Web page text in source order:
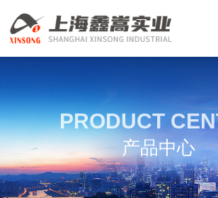
PRODUCT
产品中心